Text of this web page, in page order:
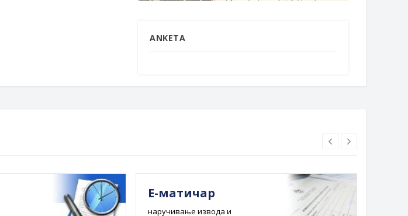
ANKETA
Е-матичар
наручивање извода и